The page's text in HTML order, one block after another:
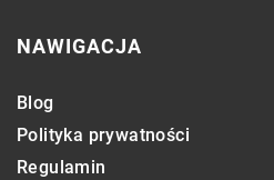
NAWIGACJA
Blog
Polityka prywatności
Regulamin